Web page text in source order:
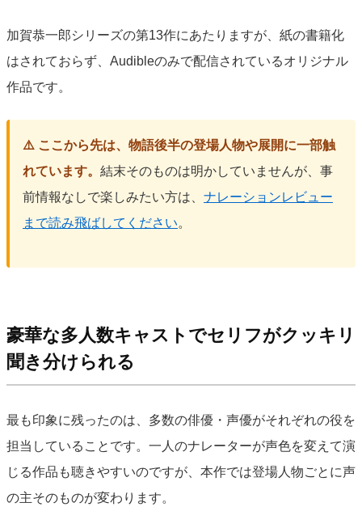
加賀恭一郎シリーズの第13作にあたりますが、紙の書籍化
はされておらず、Audibleのみで配信されているオリジナル
作品です。
⚠️ ここから先は、物語後半の登場人物や展開に一部触
れています。 結末そのものは明かしていませんが、事
前情報なしで楽しみたい方は、 ナレーションレビュー
まで読み飛ばしてください。
豪華な多人数キャストでセリフがクッキリ
聞き分けられる
最も印象に残ったのは、多数の俳優・声優がそれぞれの役を
担当していることです。一人のナレーターが声色を変えて演
じる作品も聴きやすいのですが、本作では登場人物ごとに声
の主そのものが変わります。